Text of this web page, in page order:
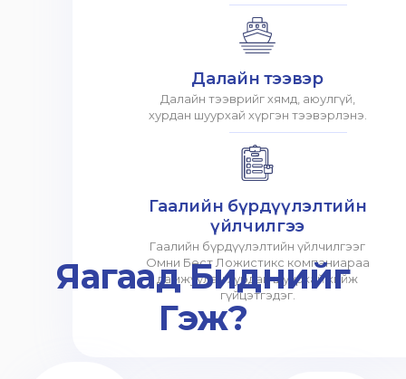
Далайн тээвэр
Далайн тээврийг хямд, аюулгүй,
хурдан шуурхай хүргэн тээвэрлэнэ.
Гаалийн бүрдүүлэлтийн
үйлчилгээ
Гаалийн бүрдүүлэлтийн үйлчилгээг
Омни Бест Ложистикс компаниараа
дамжуулан хурдан шуурхай хийж
гүйцэтгэдэг.
Яагаад Биднийг
Гэж?